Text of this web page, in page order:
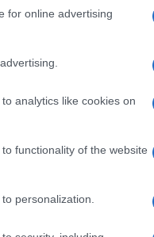
for online advertising
analytics like cookies on
functionality of the website
personalization.
στη
επιχείρηση – Δύο